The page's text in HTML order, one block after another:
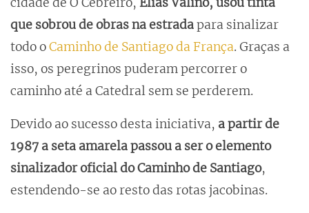
que sobrou de obras na estradapara sinalizar
todo oCaminho de Santiago da França. Graças a
isso, os peregrinos puderam percorrer o
caminho até a Catedral sem se perderem.
Devido ao sucesso desta iniciativa, a partir de
1987 a seta amarela passou a ser o elemento
sinalizador oficial do Caminho de Santiago,
estendendo-se ao resto das rotas jacobinas.